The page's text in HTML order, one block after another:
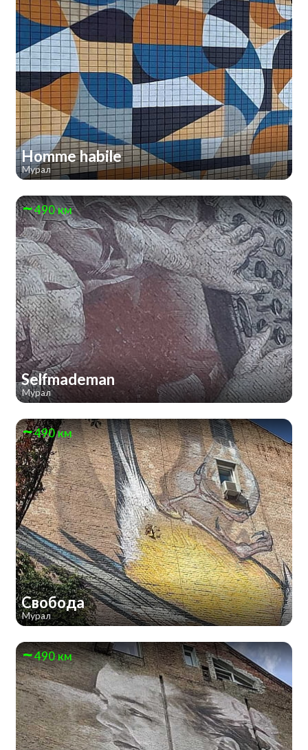
Homme habile
Мурал
490 км
Selfmademan
Мурал
490 км
Свобода
Мурал
490 км